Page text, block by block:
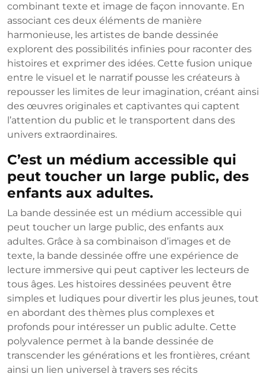
combinant texte et image de façon innovante. En
associant ces deux éléments de manière
harmonieuse, les artistes de bande dessinée
explorent des possibilités infinies pour raconter des
histoires et exprimer des idées. Cette fusion unique
entre le visuel et le narratif pousse les créateurs à
repousser les limites de leur imagination, créant ainsi
des œuvres originales et captivantes qui captent
l’attention du public et le transportent dans des
univers extraordinaires.
C’est un médium accessible qui
peut toucher un large public, des
enfants aux adultes.
La bande dessinée est un médium accessible qui
peut toucher un large public, des enfants aux
adultes. Grâce à sa combinaison d’images et de
texte, la bande dessinée offre une expérience de
lecture immersive qui peut captiver les lecteurs de
tous âges. Les histoires dessinées peuvent être
simples et ludiques pour divertir les plus jeunes, tout
en abordant des thèmes plus complexes et
profonds pour intéresser un public adulte. Cette
polyvalence permet à la bande dessinée de
transcender les générations et les frontières, créant
ainsi un lien universel à travers ses récits